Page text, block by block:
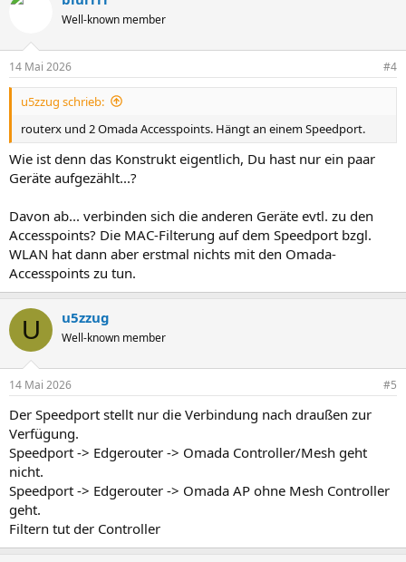
e
n
Well-known member
14 Mai 2026 #4
u5zzug schrieb:
routerx und 2 Omada Accesspoints. Hängt an einem Speedport.
Wie ist denn das Konstrukt eigentlich, Du hast nur ein paar
Geräte aufgezählt...?
Davon ab... verbinden sich die anderen Geräte evtl. zu den
Accesspoints? Die MAC-Filterung auf dem Speedport bzgl.
WLAN hat dann aber erstmal nichts mit den Omada-
Accesspoints zu tun.
U u5zzug
Well-known member
14 Mai 2026 #5
Der Speedport stellt nur die Verbindung nach draußen zur
Verfügung.
Speedport -> Edgerouter -> Omada Controller/Mesh geht
nicht.
Speedport -> Edgerouter -> Omada AP ohne Mesh Controller
geht.
Filtern tut der Controller